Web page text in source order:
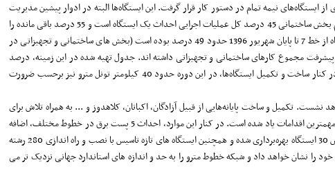
نیمه تمام در دستور کار قرار گرفت. این ایستگاه‌ها البته در ادوار پیشین مدیریت
شهری به درصدی از تکمیل نائل آمده بودند اما مسئله قابل توجه آنجاست که بدانیم با پیشرفت عملیات ساختمانی هر ایستگاه، نمی‌توان آن را قابل بهره‌برداری دانست؛ یعنی سهم بخش ساختمانی 45 درصد کل عملیات اجرایی احداث یک ایستگاه است و 55 درصد باقی مانده را
بخش تجهیزات و تاسیسات شامل می‌شود که اتفاقاً هزینه های گزاف و کارهای اداری خاص خود را در بر دارد. با تمام این اوصاف، میانگین پیشرفت عملیات اجرایی در 16 ایستگاه از خط 7 تا پایان شهریور 1396 حدود 49 درصد بوده است (بخش های ساختمانی و تجهیزاتی در
اخیر تکمیل شده و به بهره‌برداری رسیده اند. 12 ایستگاه از خط 6 نیز که در این دوره کامل شده اند، تا پایان شهریور 1396 به طور میانگین 41 درصد پیشرفت مجموع کارهای ساختمانی و تجهیزاتی داشته اند. جدول تهیه شده در این زمینه، درصد
پیشرفت تمام ایستگاه‌ها را به تفکیک مشخص کرده است. ایستگاه اقدسیه از خط 3 نیز حدود 45 درصد پیشرفت داشته که طی کمتر از 4 سال تکمیل و اخیراً افتتاح شد. البته در کنار ساخت و تکمیل ایستگاه‌ها، در این دوره حدود 40 کیلومتر تونل مترو نیز برحسب ضرورت
تکمیل و ساخت پایانه‌هایی از قبیل آزادگان، اکباتان، کلاهدوز و ... به همراه تلاش برای
طراحی و تولید قطار ملی مترو که عدم وابستگی به شرکت‌های خارجی را در برداشته و حل مشکل کمبود ناوگان حمل و نقلی مترو را تا حدود زیادی امکان‌پذیر می‌سازد، از جمله مهمترین اقدامات یاد شده است. در کنار این موارد، احداث 5 پست برق در خطوط مختلف، اضافه
کردن 19 رام قطار، حرکت به سمت دستیابی به منابع مالی جدید مانند اوراق مشارکت، مناسب‌سازی ایستگاه‌ها برای استفاده معلولان و افراد کم توان جسمی و حرکتی، رفع نواقص 30 ایستگاه بهره‌برداری شده و همچنین ایستگاه های تازه تاسیس با نصب و راه اندازی 280 رشته
6 و 7 مترو از دیگر تمهیداتی است که به مرور زمان آثار و تاثیرات خود را نشان خواهد داد و شبکه خطوط مترو را به حد و اندازه های استاندارد جهانی نزدیک تر می